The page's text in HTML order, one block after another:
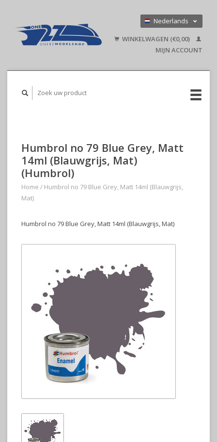
Nederlands
English
WINKELWAGEN (€0,00)
MIJN ACCOUNT
Humbrol no 79 Blue Grey, Matt
14ml (Blauwgrijs, Mat)
(Humbrol)
Home / Humbrol no 79 Blue Grey, Matt 14ml (Blauwgrijs,
Mat)
Humbrol no 79 Blue Grey, Matt 14ml (Blauwgrijs, Mat)